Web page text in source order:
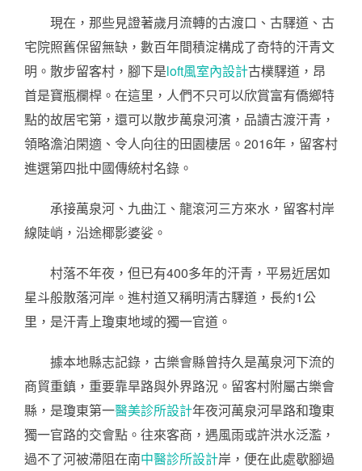
現在，那些見證著歲月流轉的古渡口、古驛道、古
宅院照舊保留無缺，數百年間積淀構成了奇特的汗青文
明。散步留客村，腳下是loft風室內設計古樸驛道，昂
首是寶瓶欄桿。在這里，人們不只可以欣賞富有僑鄉特
點的故居宅第，還可以散步萬泉河濱，品讀古渡汗青，
領略澹泊閑適、令人向往的田園棲居。2016年，留客村
進選第四批中國傳統村名錄。
承接萬泉河、九曲江、龍滾河三方來水，留客村岸
線陡峭，沿途椰影婆娑。
村落不年夜，但已有400多年的汗青，平易近居如
星斗般散落河岸。進村道又稱明清古驛道，長約1公
里，是汗青上瓊東地域的獨一官道。
據本地縣志記錄，古樂會縣曾持久是萬泉河下流的
商貿重鎮，重要靠旱路與外界路況。留客村附屬古樂會
縣，是瓊東第一醫美診所設計年夜河萬泉河旱路和瓊東
獨一官路的交會點。往來客商，遇風雨或許洪水泛濫，
過不了河被滯阻在南中醫診所設計岸，便在此處歇腳過